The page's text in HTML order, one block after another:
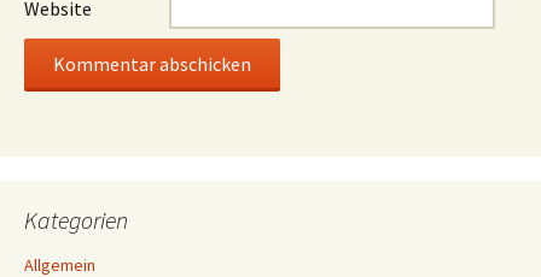
Website
Kategorien
Allgemein